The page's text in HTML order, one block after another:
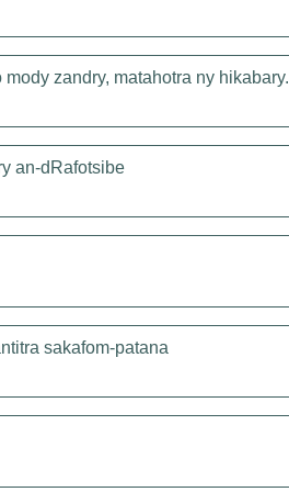
zandry, matahotra ny hikabary.
an-dRafotsibe
sakafom-patana